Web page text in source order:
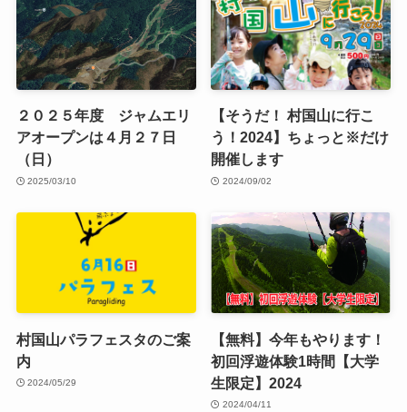
２０２５年度 ジャムエリ
アオープンは４月２７日
（日）
2025/03/10
【そうだ！ 村国山に行こ
う！2024】ちょっと※だけ
開催します
2024/09/02
村国山パラフェスタのご案
内
2024/05/29
【無料】今年もやります！
初回浮遊体験1時間【大学
生限定】2024
2024/04/11